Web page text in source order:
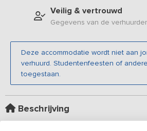
Veilig & vertrouwd
Gegevens van de
Deze accommodatie wordt niet aan
verhuurd. Studentenfeesten of
toegestaan.
Beschrijving